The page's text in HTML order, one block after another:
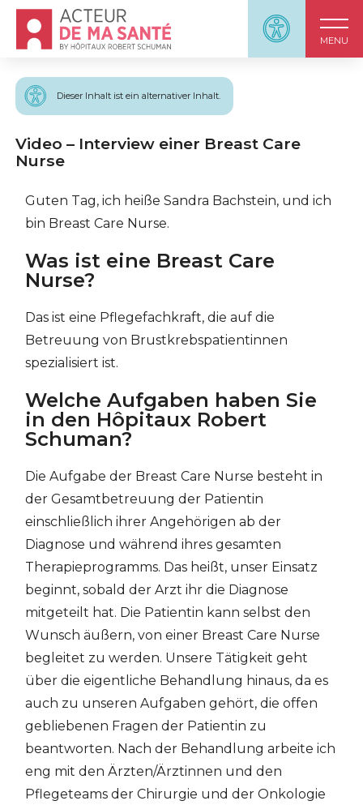
Panneau
MENU
Accueil - Acteur de ma santé, by HôpitauxRobert
Dieser Inhalt ist ein alternativer Inhalt.
Video – Interview einer Breast Care
Nurse
Guten Tag, ich heiße Sandra Bachstein, und ich
bin Breast Care Nurse.
Was ist eine Breast Care
Nurse?
Das ist eine Pflegefachkraft, die auf die
Betreuung von Brustkrebspatientinnen
spezialisiert ist.
Welche Aufgaben haben Sie
in den Hôpitaux Robert
Schuman?
Die Aufgabe der Breast Care Nurse besteht in
der Gesamtbetreuung der Patientin
einschließlich ihrer Angehörigen ab der
Diagnose und während ihres gesamten
Therapieprogramms. Das heißt, unser Einsatz
beginnt, sobald der Arzt ihr die Diagnose
mitgeteilt hat. Die Patientin kann selbst den
Wunsch äußern, von einer Breast Care Nurse
begleitet zu werden. Unsere Tätigkeit geht
über die eigentliche Behandlung hinaus, da es
auch zu unseren Aufgaben gehört, die offen
gebliebenen Fragen der Patientin zu
beantworten. Nach der Behandlung arbeite ich
eng mit den Ärzten/Ärztinnen und den
Pflegeteams der Chirurgie und der Onkologie